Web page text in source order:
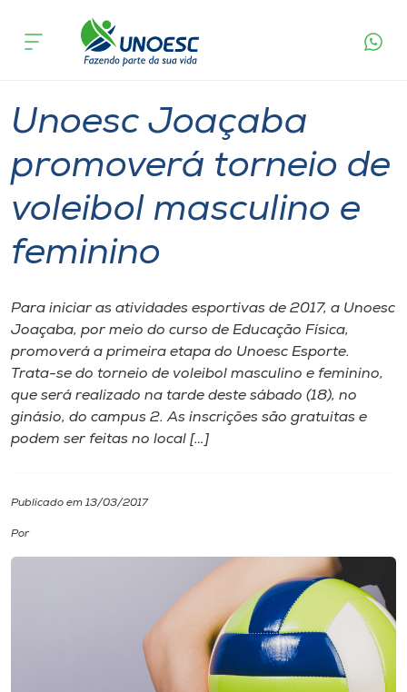
Cursos
Atendimento ao Estudante
Portal de Ensino
A
Unoesc
Internacionalização
I.nova
Diplomados
Cultura
acontece
Unoesc Joaçaba
promoverá torneio de
voleibol masculino e
feminino
Para iniciar as atividades esportivas de 2017, a Unoesc
Joaçaba, por meio do curso de Educação Física,
promoverá a primeira etapa do Unoesc Esporte.
Trata-se do torneio de voleibol masculino e feminino,
que será realizado na tarde deste sábado (18), no
ginásio, do campus 2. As inscrições são gratuitas e
podem ser feitas no local […]
Publicado em 13/03/2017
Por